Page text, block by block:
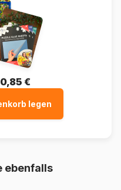
€
legen
ebenfalls